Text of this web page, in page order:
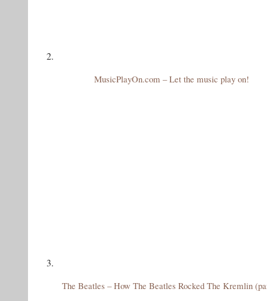
2.
MusicPlayOn.com – Let the music play on!
3.
The Beatles – How The Beatles Rocked The Kremlin